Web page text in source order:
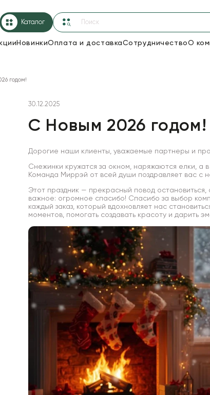
Каталог
НовинкиОплата и доставкаСотрудничествоО
Пленка
годом!
30.12.2025
С Новым 2026 годом!
Дорогие наши клиенты, уважаемые партнеры и
Снежинки кружатся за окном, наряжаются елки, а
Команда Миррэй от всей души поздравляет вас с
Этот праздник — прекрасный повод остановиться,
важное: огромное спасибо! Спасибо за выбор
каждый заказ, который вдохновляет нас
моментов, помогать создавать красоту и дарить